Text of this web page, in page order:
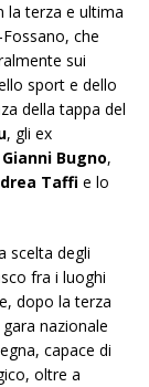
la terza e ultima
che
sui
sport e dello
della tappa del
, gli ex
Gianni Bugno,
Taffi e lo
scelta degli
fra i luoghi
dopo la terza
nazionale
capace di
oltre a